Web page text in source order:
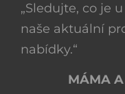
„Sledujte, co je
naše aktuální
nabídky.“
MÁMA